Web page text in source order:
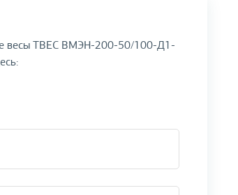
весы ТВЕС ВМЭН-200-50/100-Д1-